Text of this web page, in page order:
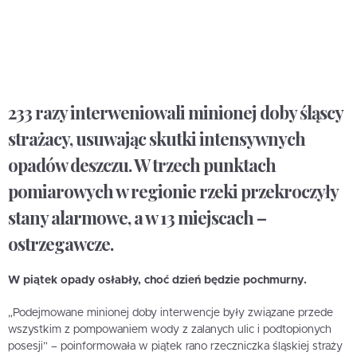
233 razy interweniowali minionej doby śląscy
strażacy, usuwając skutki intensywnych
opadów deszczu. W trzech punktach
pomiarowych w regionie rzeki przekroczyły
stany alarmowe, a w 13 miejscach –
ostrzegawcze.
W piątek opady osłabły, choć dzień będzie pochmurny.
„Podejmowane minionej doby interwencje były związane przede
wszystkim z pompowaniem wody z zalanych ulic i podtopionych
posesji” – poinformowała w piątek rano rzeczniczka śląskiej straży